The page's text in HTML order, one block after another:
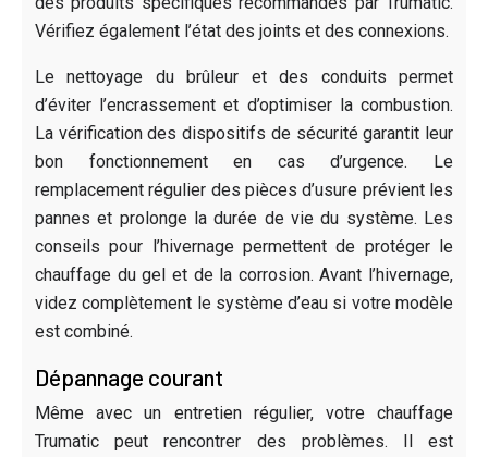
Vérifiez également l’état des joints et des connexions.
Le nettoyage du brûleur et des conduits permet
d’éviter l’encrassement et d’optimiser la combustion.
La vérification des dispositifs de sécurité garantit leur
bon fonctionnement en cas d’urgence. Le
remplacement régulier des pièces d’usure prévient les
pannes et prolonge la durée de vie du système. Les
conseils pour l’hivernage permettent de protéger le
chauffage du gel et de la corrosion. Avant l’hivernage,
videz complètement le système d’eau si votre modèle
est combiné.
Dépannage courant
Même avec un entretien régulier, votre chauffage
Trumatic peut rencontrer des problèmes. Il est